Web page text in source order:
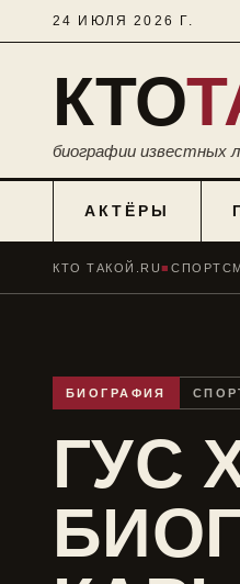
24 ИЮЛЯ 2026 Г.
КТО
биографии известных
АКТЁРЫ
КТО ТАКОЙ.RU■
БИОГРАФИЯ
ГУС